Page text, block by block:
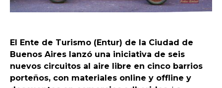
El Ente de Turismo (Entur) de la Ciudad de
Buenos Aires lanzó una iniciativa de seis
nuevos circuitos al aire libre en cinco barrios
porteños, con materiales online y offline y